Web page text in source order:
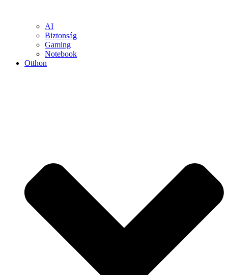
AI
Biztonság
Gaming
Notebook
Otthon